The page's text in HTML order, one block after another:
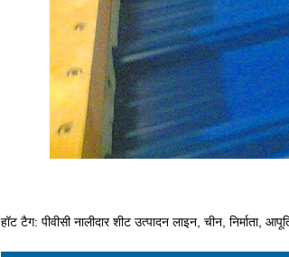
हॉट टैग: पीवीसी नालीदार शीट उत्पादन लाइन, चीन, निर्माता,